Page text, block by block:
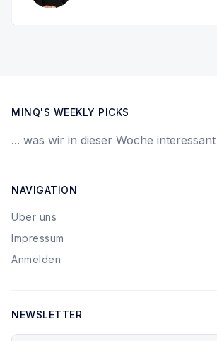
MINQ'S WEEKLY PICKS
... was wir in dieser Woche
NAVIGATION
Über uns
Impressum
Anmelden
NEWSLETTER